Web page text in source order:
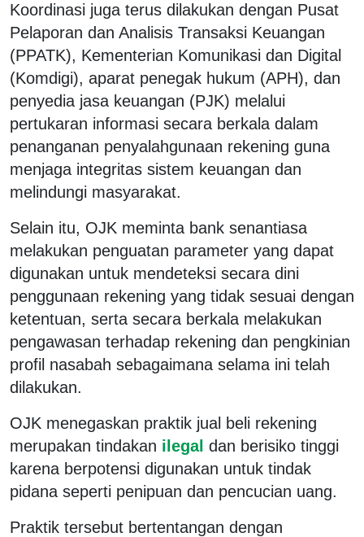
Koordinasi juga terus dilakukan dengan Pusat
Pelaporan dan Analisis Transaksi Keuangan
(PPATK), Kementerian Komunikasi dan Digital
(Komdigi), aparat penegak hukum (APH), dan
penyedia jasa keuangan (PJK) melalui
pertukaran informasi secara berkala dalam
penanganan penyalahgunaan rekening guna
menjaga integritas sistem keuangan dan
melindungi masyarakat.
Selain itu, OJK meminta bank senantiasa
melakukan penguatan parameter yang dapat
digunakan untuk mendeteksi secara dini
penggunaan rekening yang tidak sesuai dengan
ketentuan, serta secara berkala melakukan
pengawasan terhadap rekening dan pengkinian
profil nasabah sebagaimana selama ini telah
dilakukan.
OJK menegaskan praktik jual beli rekening
merupakan tindakan ilegal dan berisiko tinggi
karena berpotensi digunakan untuk tindak
pidana seperti penipuan dan pencucian uang.
Praktik tersebut bertentangan dengan